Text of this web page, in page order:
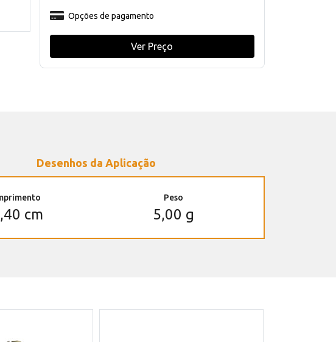
Opções de pagamento
Ver Preço
Desenhos da Aplicação
cm
Peso
5,00 g